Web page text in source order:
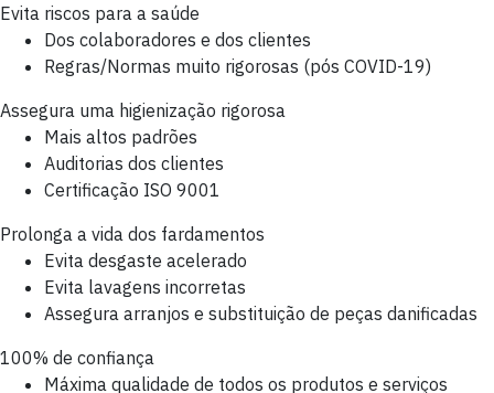
Evita riscos para a saúde
Dos colaboradores e dos clientes
Regras/Normas muito rigorosas (pós COVID-19)
Assegura uma higienização rigorosa
Mais altos padrões
Auditorias dos clientes
Certificação ISO 9001
Prolonga a vida dos fardamentos
Evita desgaste acelerado
Evita lavagens incorretas
Assegura arranjos e substituição de peças danificadas
100% de confiança
Máxima qualidade de todos os produtos e serviços